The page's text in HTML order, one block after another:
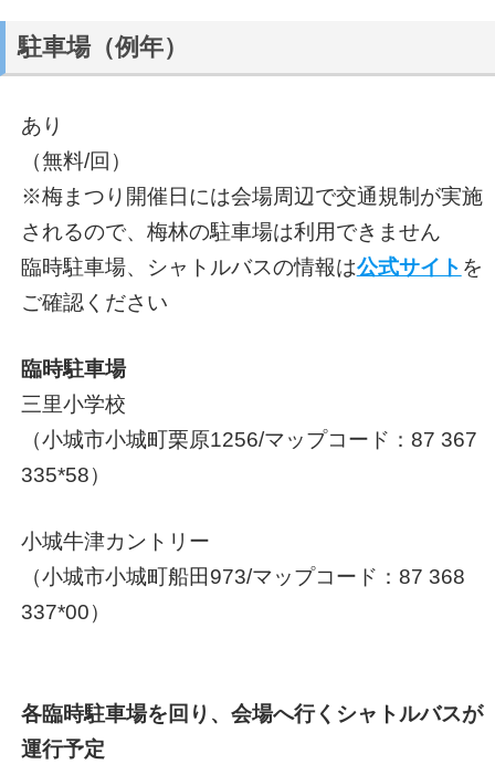
駐車場（例年）
あり
（無料/回）
※梅まつり開催日には会場周辺で交通規制が実施
されるので、梅林の駐車場は利用できません
臨時駐車場、シャトルバスの情報は公式サイト を
ご確認ください
臨時駐車場
三里小学校
（小城市小城町栗原1256/マップコード：87 367
335*58）
小城牛津カントリー
（小城市小城町船田973/マップコード：87 368
337*00）
各臨時駐車場を回り、会場へ行くシャトルバスが
運行予定